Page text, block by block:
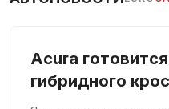
Acura
гибридного